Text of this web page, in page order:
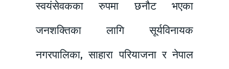
स्वयंसेवकका रुपमा छनौट भएका
जनशक्तिका लागि सूर्यविनायक
नगरपालिका, साहारा परियाजना र नेपाल